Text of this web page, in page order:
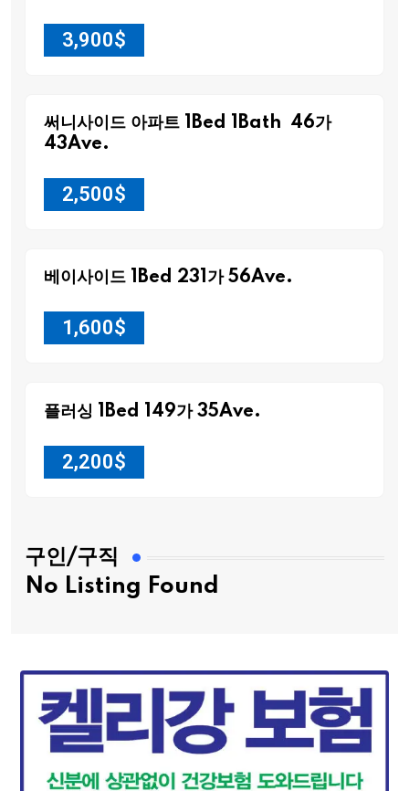
3,900$
써니사이드 아파트 1Bed 1Bath 46가
43Ave.
2,500$
베이사이드 1Bed 231가 56Ave.
1,600$
플러싱 1Bed 149가 35Ave.
2,200$
구인/구직
No Listing Found